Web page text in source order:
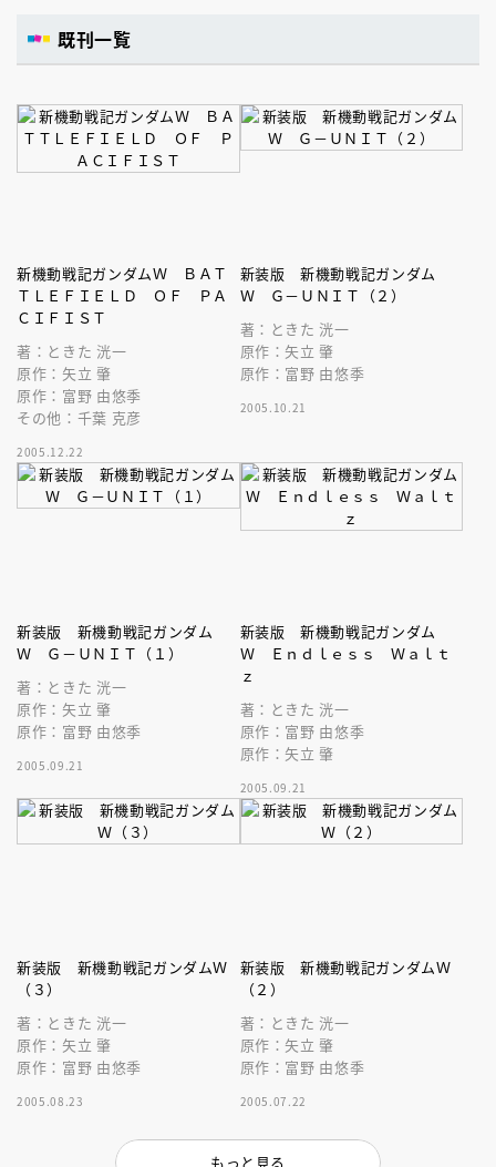
既刊一覧
新機動戦記ガンダムＷ ＢＡＴ
ＴＬＥＦＩＥＬＤ ＯＦ ＰＡ
ＣＩＦＩＳＴ
著：ときた 洸一
原作：矢立 肇
原作：富野 由悠季
その他：千葉 克彦
2005.12.22
新装版 新機動戦記ガンダム
Ｗ Ｇ－ＵＮＩＴ（２）
著：ときた 洸一
原作：矢立 肇
原作：富野 由悠季
2005.10.21
新装版 新機動戦記ガンダム
Ｗ Ｇ－ＵＮＩＴ（１）
著：ときた 洸一
原作：矢立 肇
原作：富野 由悠季
2005.09.21
新装版 新機動戦記ガンダム
Ｗ Ｅｎｄｌｅｓｓ Ｗａｌｔ
ｚ
著：ときた 洸一
原作：富野 由悠季
原作：矢立 肇
2005.09.21
新装版 新機動戦記ガンダムＷ
（３）
著：ときた 洸一
原作：矢立 肇
原作：富野 由悠季
2005.08.23
新装版 新機動戦記ガンダムＷ
（２）
著：ときた 洸一
原作：矢立 肇
原作：富野 由悠季
2005.07.22
もっと見る